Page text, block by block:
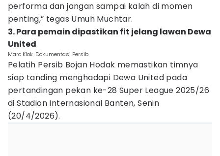
performa dan jangan sampai kalah di momen
penting,” tegas Umuh Muchtar.
3. Para pemain dipastikan fit jelang lawan Dewa
United
Marc Klok .Dokumentasi Persib
Pelatih Persib Bojan Hodak memastikan timnya
siap tanding menghadapi Dewa United pada
pertandingan pekan ke-28 Super League 2025/26
di Stadion Internasional Banten, Senin
(20/4/2026).